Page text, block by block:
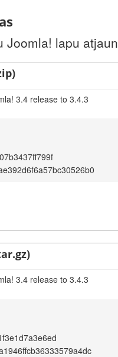
lapu
3.4 release to 3.4.3
3.4 release to 3.4.3